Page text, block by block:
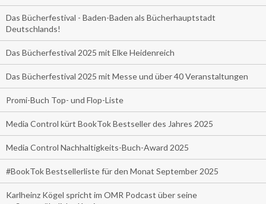
Das Bücherfestival - Baden-Baden als Bücherhauptstadt
Deutschlands!
Das Bücherfestival 2025 mit Elke Heidenreich
Das Bücherfestival 2025 mit Messe und über 40 Veranstaltungen
Promi-Buch Top- und Flop-Liste
Media Control kürt BookTok Bestseller des Jahres 2025
Media Control Nachhaltigkeits-Buch-Award 2025
#BookTok Bestsellerliste für den Monat September 2025
Karlheinz Kögel spricht im OMR Podcast über seine